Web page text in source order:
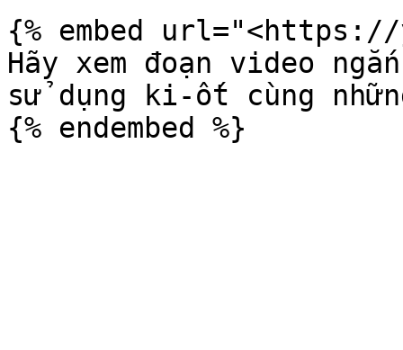
{% embed
Hãy xem đoạn video
sử dụng ki-ốt cùng